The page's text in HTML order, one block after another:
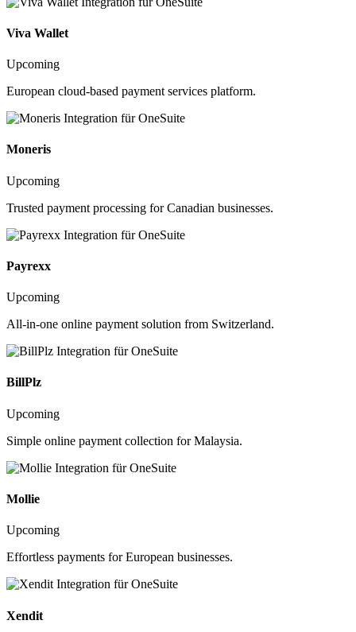
Viva Wallet
Upcoming
European cloud-based payment services platform.
Moneris
Upcoming
Trusted payment processing for Canadian businesses.
Payrexx
Upcoming
All-in-one online payment solution from Switzerland.
BillPlz
Upcoming
Simple online payment collection for Malaysia.
Mollie
Upcoming
Effortless payments for European businesses.
Xendit